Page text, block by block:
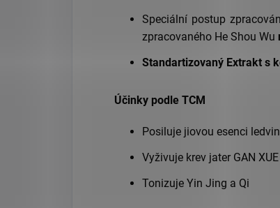
Speciální postup
zpracovaného He Shou Wu
Standartizovaný Extrakt s
Účinky podle TCM
Posiluje jiovou esenci
Vyživuje krev jater GAN
Tonizuje Yin Jing a Qi